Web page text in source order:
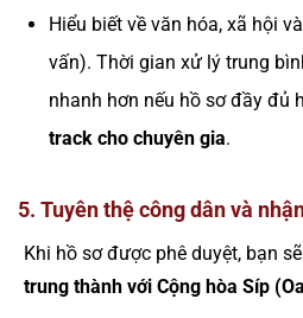
Hiểu biết về văn hóa, xã hội
vấn). Thời gian xử lý trung
nhanh hơn nếu hồ sơ đầy đủ
track cho chuyên gia.
5. Tuyên thệ công dân và
Khi hồ sơ được phê duyệt, bạn
trung thành với Cộng hòa Síp